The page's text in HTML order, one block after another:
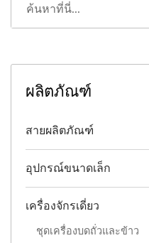
ผลิตภัณฑ์
สายผลิตภัณฑ์
อุปกรณ์ขนาดเล็ก
เครื่องจักรเดี่ยว
ชุดเครื่องบดถั่วและข้าว